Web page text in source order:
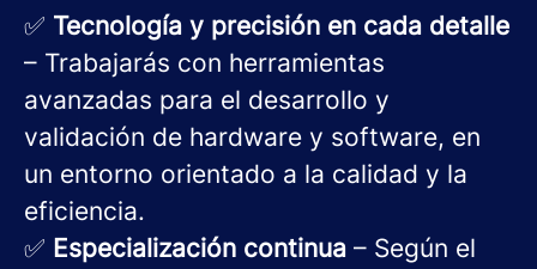
✅ Tecnología y precisión en cada detalle
– Trabajarás con herramientas
avanzadas para el desarrollo y
validación de hardware y software, en
un entorno orientado a la calidad y la
eficiencia.
✅ Especialización continua – Según el